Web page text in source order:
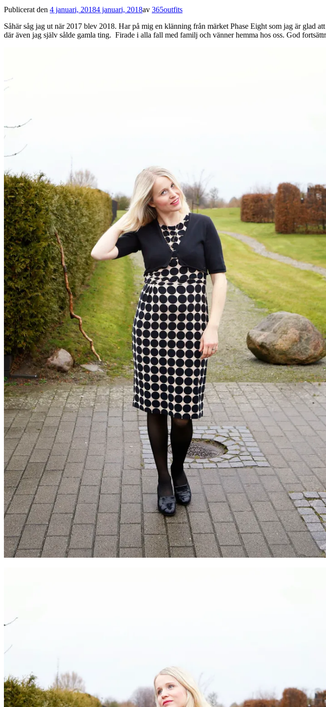
Publicerat den 4 januari, 20184 januari, 2018av 365outfits
Såhär såg jag ut när 2017 blev 2018. Har på mig en klänning från märket Phase Eight som jag är glad
där även jag själv sålde gamla ting. Firade i alla fall med familj och vänner hemma hos oss. God